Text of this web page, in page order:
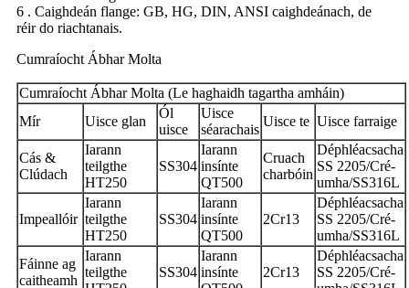
6 . Caighdeán flange: GB, HG, DIN, ANSI caighdeánach, de
réir do riachtanais.
Cumraíocht Ábhar Molta
Cumraíocht Ábhar Molta (Le haghaidh tagartha amháin)
Mír
Uisce glan
Ól
uisce
Uisce
séarachais
Uisce te Uisce farraige
Cás &
Clúdach
Iarann ​​​​
teilgthe
HT250
SS304
Iarann ​​
insínte
QT500
Cruach
charbóin
Déphléacsacha
SS 2205/Cré-
umha/SS316L
Impeallóir
Iarann ​​​​
teilgthe
HT250
SS304
Iarann ​​
insínte
QT500
2Cr13
Déphléacsacha
SS 2205/Cré-
umha/SS316L
Fáinne ag
caitheamh
Iarann ​​​​
teilgthe
SS304
Iarann ​​
insínte
2Cr13
Déphléacsacha
SS 2205/Cré-